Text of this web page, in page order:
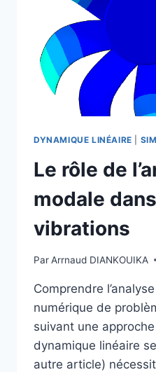
DYNAMIQUE LINÉAIRE
Le rôle de
modale
vibrations
ParArrnaud DIANKOUIKA
Comprendre
numérique de
suivant une
dynamique linéaire
autre article)